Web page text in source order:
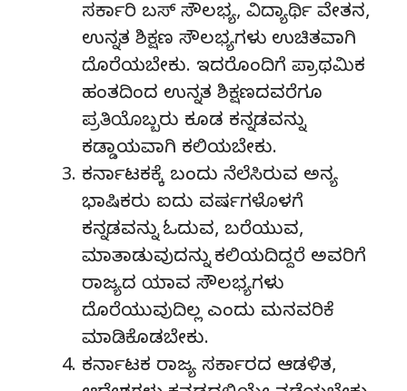
ಸರ್ಕಾರಿ ಬಸ್ ಸೌಲಭ್ಯ, ವಿದ್ಯಾರ್ಥಿ ವೇತನ,
ಉನ್ನತ ಶಿಕ್ಷಣ ಸೌಲಭ್ಯಗಳು ಉಚಿತವಾಗಿ
ದೊರೆಯಬೇಕು. ಇದರೊಂದಿಗೆ ಪ್ರಾಥಮಿಕ
ಹಂತದಿಂದ ಉನ್ನತ ಶಿಕ್ಷಣದವರೆಗೂ
ಪ್ರತಿಯೊಬ್ಬರು ಕೂಡ ಕನ್ನಡವನ್ನು
ಕಡ್ಡಾಯವಾಗಿ ಕಲಿಯಬೇಕು.
ಕರ್ನಾಟಕಕ್ಕೆ ಬಂದು ನೆಲೆಸಿರುವ ಅನ್ಯ
ಭಾಷಿಕರು ಐದು ವರ್ಷಗಳೊಳಗೆ
ಕನ್ನಡವನ್ನು ಓದುವ, ಬರೆಯುವ,
ಮಾತಾಡುವುದನ್ನು ಕಲಿಯದಿದ್ದರೆ ಅವರಿಗೆ
ರಾಜ್ಯದ ಯಾವ ಸೌಲಭ್ಯಗಳು
ದೊರೆಯುವುದಿಲ್ಲ ಎಂದು ಮನವರಿಕೆ
ಮಾಡಿಕೊಡಬೇಕು.
ಕರ್ನಾಟಕ ರಾಜ್ಯ ಸರ್ಕಾರದ ಆಡಳಿತ,